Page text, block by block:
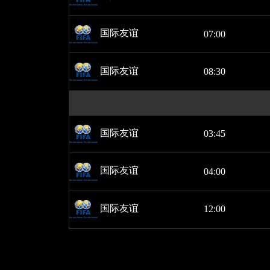
国际友谊 07:00
国际友谊 08:30
国际友谊 03:45
国际友谊 04:00
国际友谊 12:00